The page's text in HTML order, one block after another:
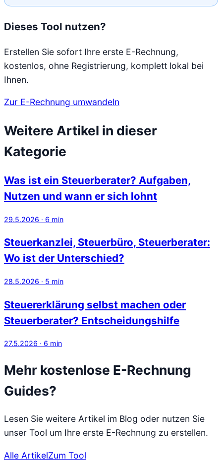
Dieses Tool nutzen?
Erstellen Sie sofort Ihre erste E-Rechnung,
kostenlos, ohne Registrierung, komplett lokal bei
Ihnen.
Zur E-Rechnung umwandeln
Weitere Artikel in dieser
Kategorie
Was ist ein Steuerberater? Aufgaben,
Nutzen und wann er sich lohnt
29.5.2026 · 6 min
Steuerkanzlei, Steuerbüro, Steuerberater:
Wo ist der Unterschied?
28.5.2026 · 5 min
Steuererklärung selbst machen oder
Steuerberater? Entscheidungshilfe
27.5.2026 · 6 min
Mehr kostenlose E-Rechnung
Guides?
Lesen Sie weitere Artikel im Blog oder nutzen Sie
unser Tool um Ihre erste E-Rechnung zu erstellen.
Alle ArtikelZum Tool